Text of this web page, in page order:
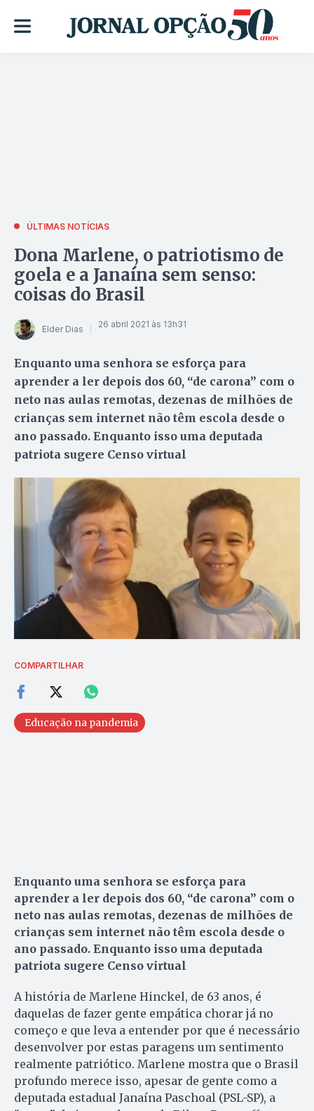
ÚLTIMAS NOTÍCIAS
Dona Marlene, o patriotismo de
goela e a Janaína sem senso:
coisas do Brasil
Elder Dias 26 abril 2021 às 13h31
Enquanto uma senhora se esforça para
aprender a ler depois dos 60, “de carona” com o
neto nas aulas remotas, dezenas de milhões de
crianças sem internet não têm escola desde o
ano passado. Enquanto isso uma deputada
patriota sugere Censo virtual
COMPARTILHAR
Educação na pandemia
Enquanto uma senhora se esforça para
aprender a ler depois dos 60, “de carona” com o
neto nas aulas remotas, dezenas de milhões de
crianças sem internet não têm escola desde o
ano passado. Enquanto isso uma deputada
patriota sugere Censo virtual
A história de Marlene Hinckel, de 63 anos, é
daquelas de fazer gente empática chorar já no
começo e que leva a entender por que é necessário
desenvolver por estas paragens um sentimento
realmente patriótico. Marlene mostra que o Brasil
profundo merece isso, apesar de gente como a
deputada estadual Janaína Paschoal (PSL-SP), a